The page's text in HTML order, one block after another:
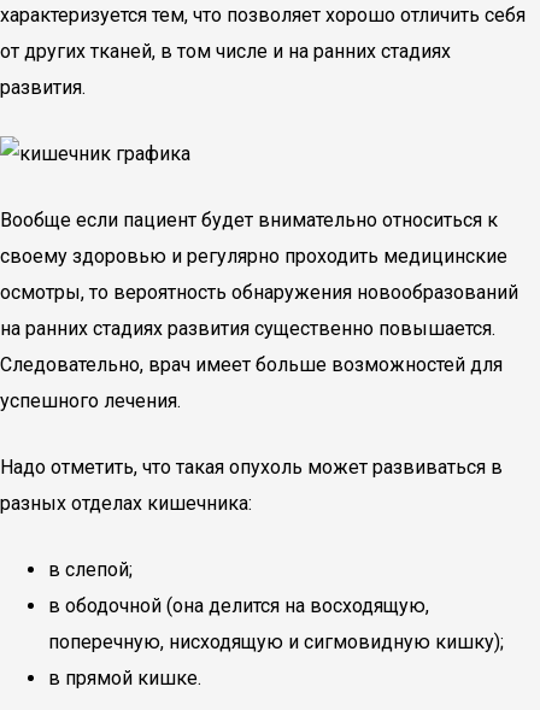
характеризуется тем, что позволяет хорошо отличить себя
от других тканей, в том числе и на ранних стадиях
развития.
Вообще если пациент будет внимательно относиться к
своему здоровью и регулярно проходить медицинские
осмотры, то вероятность обнаружения новообразований
на ранних стадиях развития существенно повышается.
Следовательно, врач имеет больше возможностей для
успешного лечения.
Надо отметить, что такая опухоль может развиваться в
разных отделах кишечника:
в слепой;
в ободочной (она делится на восходящую,
поперечную, нисходящую и сигмовидную кишку);
в прямой кишке.